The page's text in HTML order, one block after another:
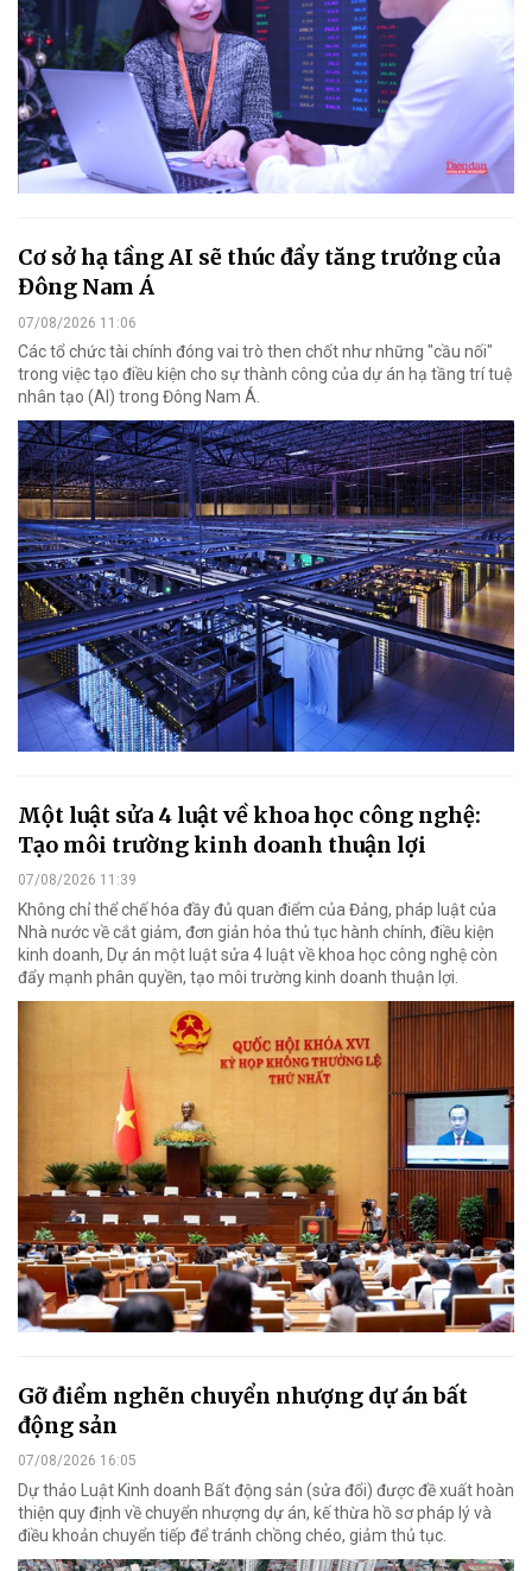
Cơ sở hạ tầng AI sẽ thúc đẩy tăng trưởng của
Đông Nam Á
07/08/2026 11:06
Các tổ chức tài chính đóng vai trò then chốt như những "cầu nối"
trong việc tạo điều kiện cho sự thành công của dự án hạ tầng trí tuệ
nhân tạo (AI) trong Đông Nam Á.
Một luật sửa 4 luật về khoa học công nghệ:
Tạo môi trường kinh doanh thuận lợi
07/08/2026 11:39
Không chỉ thể chế hóa đầy đủ quan điểm của Đảng, pháp luật của
Nhà nước về cắt giảm, đơn giản hóa thủ tục hành chính, điều kiện
kinh doanh, Dự án một luật sửa 4 luật về khoa học công nghệ còn
đẩy mạnh phân quyền, tạo môi trường kinh doanh thuận lợi.
Gỡ điểm nghẽn chuyển nhượng dự án bất
động sản
07/08/2026 16:05
Dự thảo Luật Kinh doanh Bất động sản (sửa đổi) được đề xuất hoàn
thiện quy định về chuyển nhượng dự án, kế thừa hồ sơ pháp lý và
điều khoản chuyển tiếp để tránh chồng chéo, giảm thủ tục.